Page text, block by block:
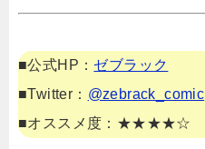
■公式HP： ゼブラック
■Twitter： @zebrack_comic
■オススメ度：★★★★☆